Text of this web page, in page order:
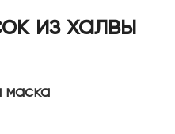
из халвы